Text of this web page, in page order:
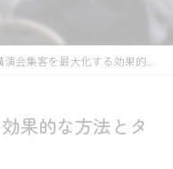
会集客を最大化する効果的な方法とターゲット戦略のポイント
果的な方法とタ